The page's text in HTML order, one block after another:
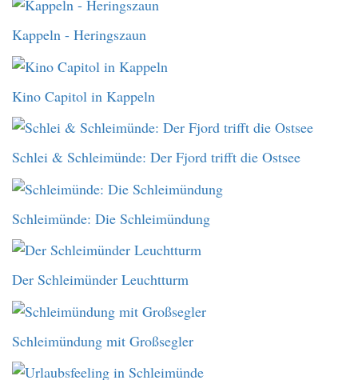
Kappeln - Heringszaun
Kino Capitol in Kappeln
Schlei & Schleimünde: Der Fjord trifft die Ostsee
Schleimünde: Die Schleimündung
Der Schleimünder Leuchtturm
Schleimündung mit Großsegler